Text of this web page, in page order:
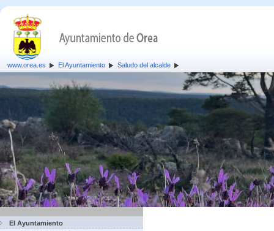
www.orea.es El Ayuntamiento Saludo del alcalde
El Ayuntamiento